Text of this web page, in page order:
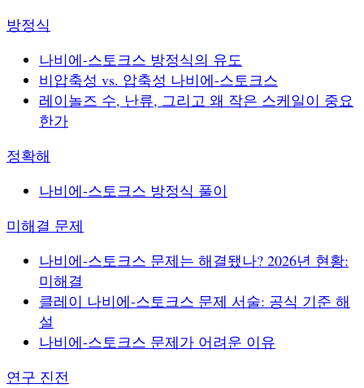
방정식
나비에-스토크스 방정식의 유도
비압축성 vs. 압축성 나비에-스토크스
레이놀즈 수, 난류, 그리고 왜 작은 스케일이 중요
한가
정확해
나비에-스토크스 방정식 풀이
미해결 문제
나비에-스토크스 문제는 해결됐나? 2026년 현황:
미해결
클레이 나비에-스토크스 문제 서술: 공식 기준 해
설
나비에-스토크스 문제가 어려운 이유
연구 진전